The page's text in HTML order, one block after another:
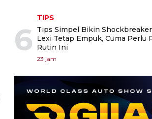
6
TIPS
Tips Simpel Bikin Shockbreaker
Lexi Tetap Empuk, Cuma Perlu
Rutin Ini
23 jam